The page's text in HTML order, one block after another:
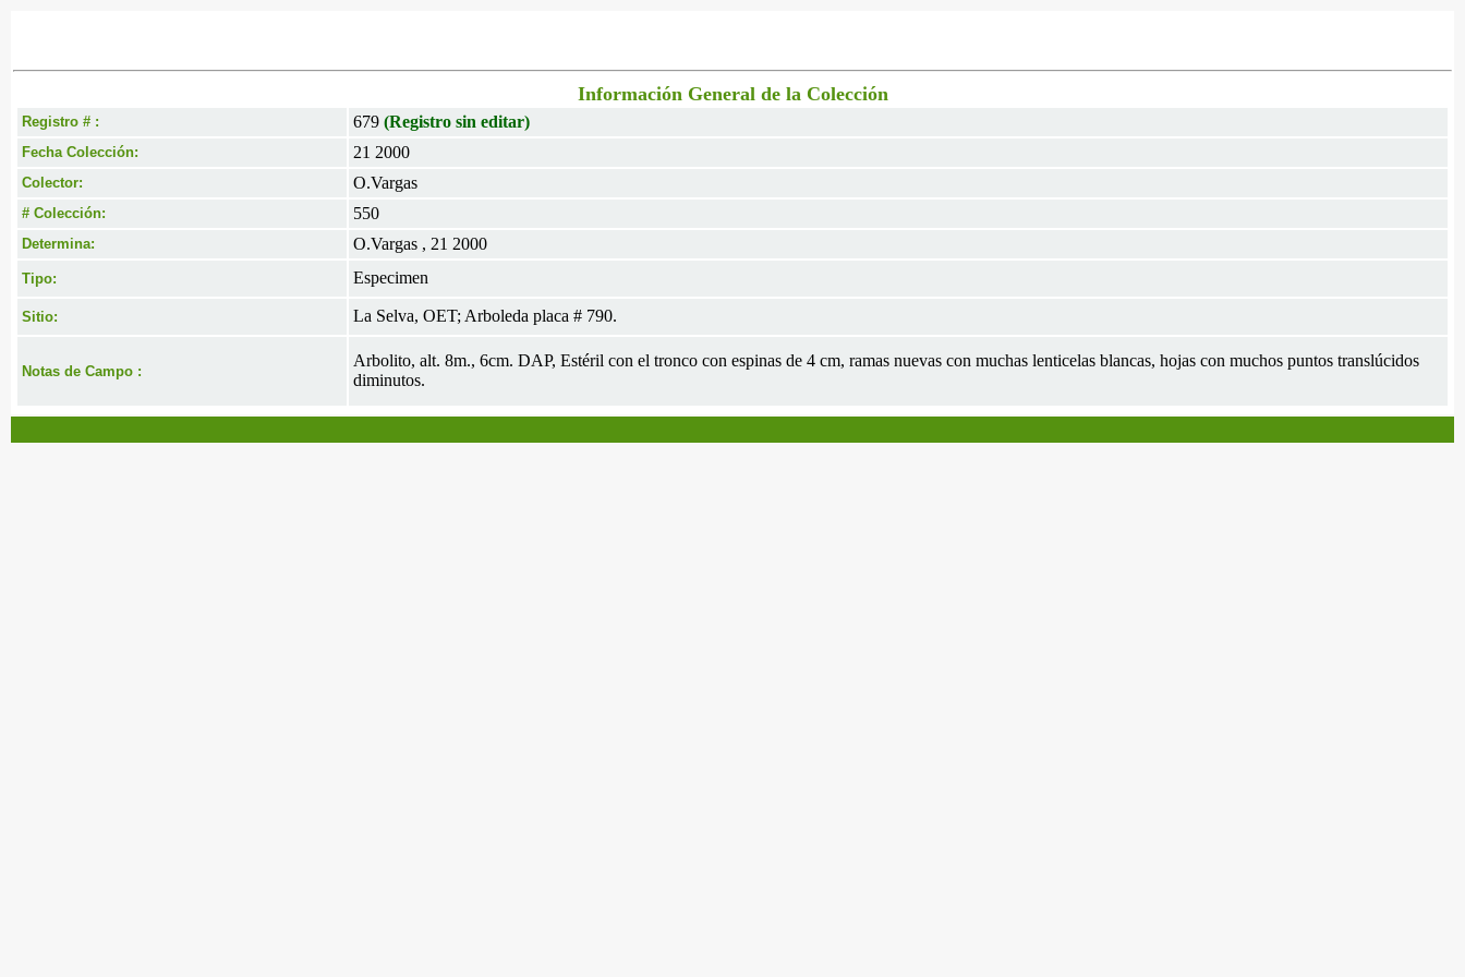
Información General de la Colección
Registro # : 679 (Registro sin editar)
Fecha Colección: 21 2000
Colector: O.Vargas
# Colección: 550
Determina: O.Vargas , 21 2000
Tipo: Especimen
Sitio: La Selva, OET; Arboleda placa # 790.
Notas de Campo :
Arbolito, alt. 8m., 6cm. DAP, Estéril con el tronco con espinas de 4 cm, ramas nuevas con muchas lenticelas blancas, hojas con muchos puntos translúcidos
diminutos.